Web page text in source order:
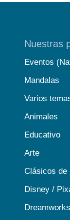
Nuestras
Eventos
Mandalas
Varios
Animales
Educativo
Arte
Clásicos de
Disney /